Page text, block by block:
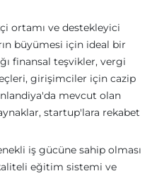
ortamı ve destekleyici
büyümesi için ideal bir
finansal teşvikler, vergi
girişimciler için cazip
mevcut olan
startup'lara rekabet
iş gücüne sahip olması
eğitim sistemi ve